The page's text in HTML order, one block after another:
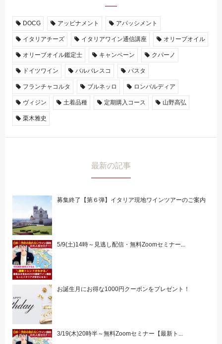
DOCG アッビナメント アパッシメント
イタリアチーズ イタリアワイン通信講座 オリーブオイル
オリーブオイル鑑定士 キャンペーン クパーノ
ドイツワイン バルバレスコ パスタ
フランチャコルタ ブルネッロ ロンバルディア
ヴィジン 土着品種 定期購入コース 山野高弘
栗木雅史
最新の記事
募集終了【第６弾】イタリア現地ワインツアーのご案内
5/9(土)14時～見逃し配信・無料Zoomセミナー...
お誕生月にお得な1000円クーポンをプレゼント！
3/19(木)20時半～無料Zoomセミナー【最新ト...